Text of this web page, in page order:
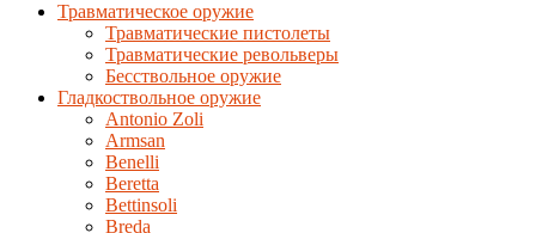
Травматическое оружие
Травматические пистолеты
Травматические револьверы
Бесствольное оружие
Гладкоствольное оружие
Antonio Zoli
Armsan
Benelli
Beretta
Bettinsoli
Breda